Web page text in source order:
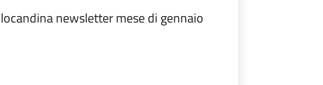
locandina newsletter mese di gennaio